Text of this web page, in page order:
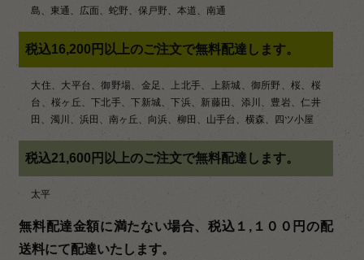
島、東通、広面、蛇野、保戸野、本道、南通
税込16,200円以上のご注文で無料配達します。
大住、大平台、御野場、金足、上北手、上新城、御所野、桜、桜
台、桜ヶ丘、下北手、下新城、下浜、新藤田、添川、豊岩、仁井
田、濁川、浜田、南ヶ丘、向浜、柳田、山手台、横森、四ツ小屋
税込21,600円以上のご注文で無料配達します。
太平
無料配達金額に満たない場合、税込１,１００円の配
送料にて配達いたします。